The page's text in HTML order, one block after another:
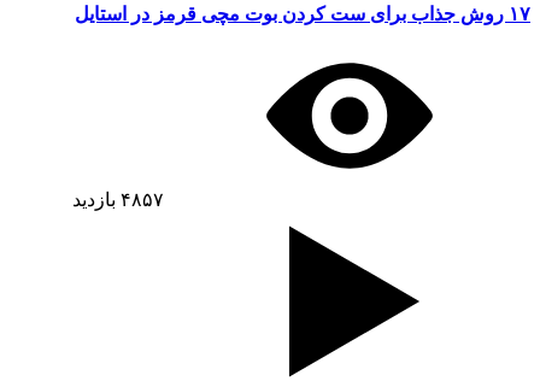
۱۷ روش جذاب برای ست کردن بوت مچی قرمز در استایل
۴۸۵۷ بازدید